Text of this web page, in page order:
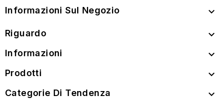
Informazioni Sul Negozio 
Riguardo 
Informazioni 
Prodotti 
Categorie Di Tendenza 